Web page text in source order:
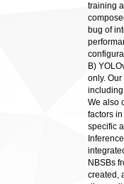
training
bug of
B)
only.
We also
factors
specific
NBSBs
created,